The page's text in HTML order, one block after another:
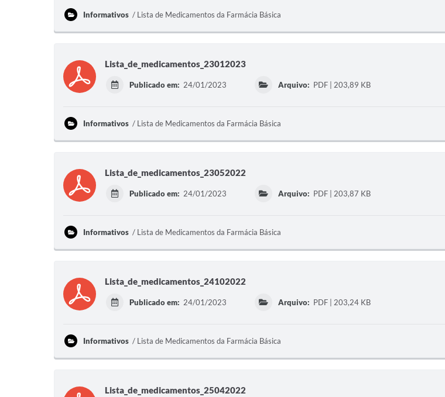
Informativos Lista de Medicamentos da Farmácia Básica
Lista_de_medicamentos_23012023
Publicado em: 24/01/2023 Arquivo: PDF | 203,89 KB
Informativos Lista de Medicamentos da Farmácia Básica
Lista_de_medicamentos_23052022
Publicado em: 24/01/2023 Arquivo: PDF | 203,87 KB
Informativos Lista de Medicamentos da Farmácia Básica
Lista_de_medicamentos_24102022
Publicado em: 24/01/2023 Arquivo: PDF | 203,24 KB
Informativos Lista de Medicamentos da Farmácia Básica
Lista_de_medicamentos_25042022